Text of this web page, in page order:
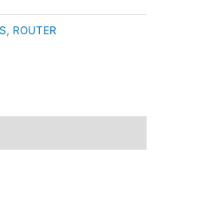
, ROUTER